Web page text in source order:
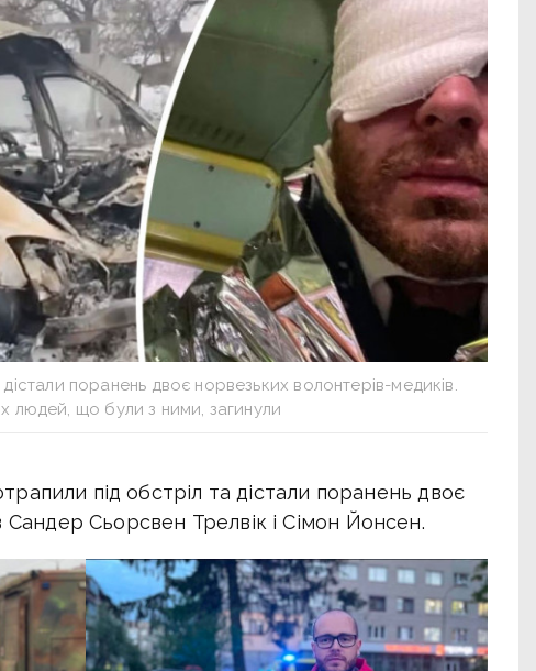
поранень двоє норвезьких волонтерів-медиків.
людей, що були з ними, загинули
під обстріл та дістали поранень двоє
Сандер Сьорсвен Трелвік і Сімон Йонсен.